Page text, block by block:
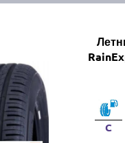
C